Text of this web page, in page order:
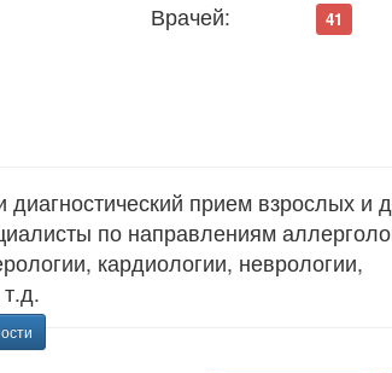
Врачей: 41
прием взрослых и
по направлениям
кардиологии, неврологии,